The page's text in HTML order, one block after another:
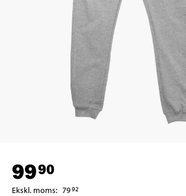
9990
Ekskl. moms: 7992